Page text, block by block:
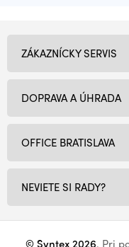
OFFICE BRATISLAVA
NEVIETE SI RADY?
ZÁKAZNÍCKY SERVIS
DOPRAVA A ÚHRADA
© Syntex 2026. Pri